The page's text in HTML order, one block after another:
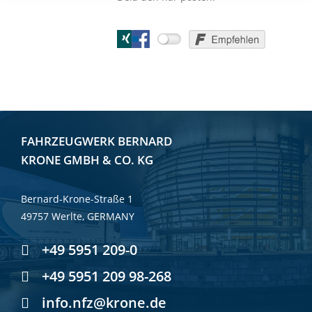
FAHRZEUGWERK BERNARD
KRONE GMBH & CO. KG
Bernard-Krone-Straße 1
49757 Werlte, GERMANY
+49 5951 209-0
+49 5951 209 98-268
info.nfz@krone.de